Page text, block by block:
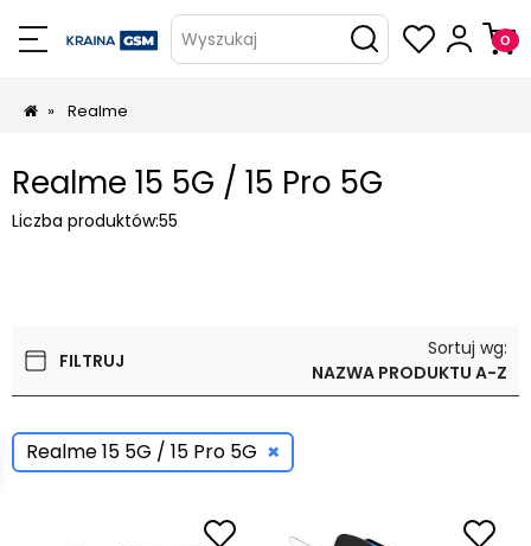
Wyszukaj
» Realme
Realme 15 5G / 15 Pro 5G
Liczba produktów:55
FILTRUJ
Sortuj wg:
NAZWA PRODUKTU A-Z
Realme 15 5G / 15 Pro 5G ×